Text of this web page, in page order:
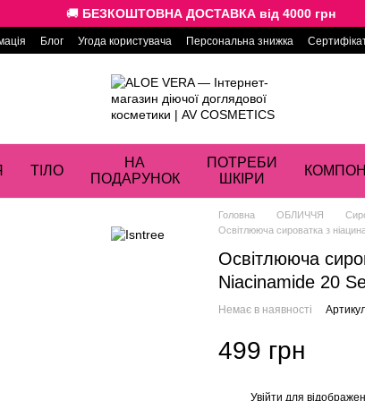
🚚 БЕЗКОШТОВНА ДОСТАВКА від 4000 грн
Блог Угода користувача Персональна знижка
ТІЛО
НА
ПОДАРУНОК
ПОТРЕБИ
ШКІРИ
Головна ОБЛИЧЧЯ
Освітлююча сироватка з
Освітлююча
Niacinamide 20
Немає в наявності
499 грн
Увійти для